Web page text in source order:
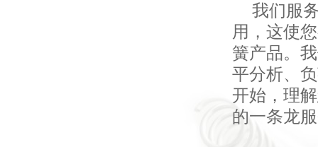
我们服
用，这使
簧产品。
平分析、
开始，理
的一条龙